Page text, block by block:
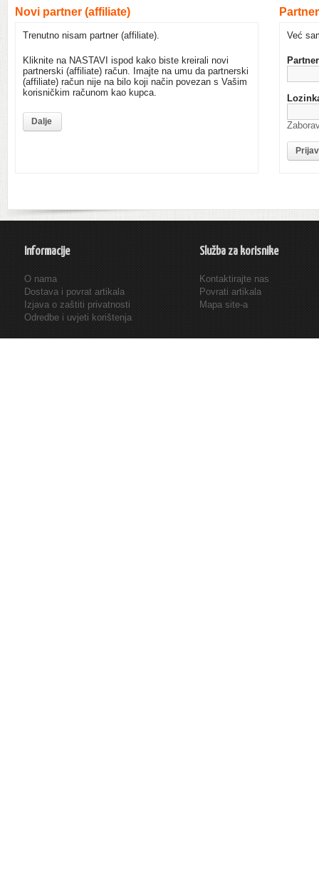
Novi partner (affiliate)
Trenutno nisam partner (affiliate).
Kliknite na NASTAVI ispod kako biste kreirali novi
partnerski (affiliate) račun. Imajte na umu da partnerski
(affiliate) račun nije na bilo koji način povezan s Vašim
korisničkim računom kao kupca.
Dalje
Već
Informacije
O nama
Dostava i povrat artikala
Izjava o zaštiti privatnosti
Odredbe i uvjeti korištenja
Služba za korisnike
Kontaktirajte nas
Povrati artikala
Mapa site-a